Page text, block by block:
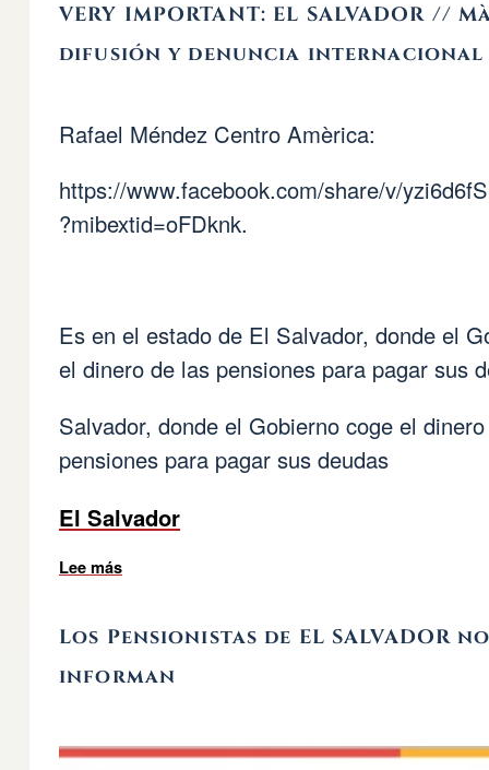
VERY IMPORTANT: EL SALVADOR //
difusión y denuncia
Rafael Méndez Centro Amèrica:
https://www.facebook.com/share/v/
?mibextid=oFDknk.
Es en el estado de El Salvador, donde el
el dinero de las pensiones para pagar sus
Salvador, donde el Gobierno coge el
pensiones para pagar sus deudas
El Salvador
Lee más
Los Pensionistas de EL SALVADOR
informan